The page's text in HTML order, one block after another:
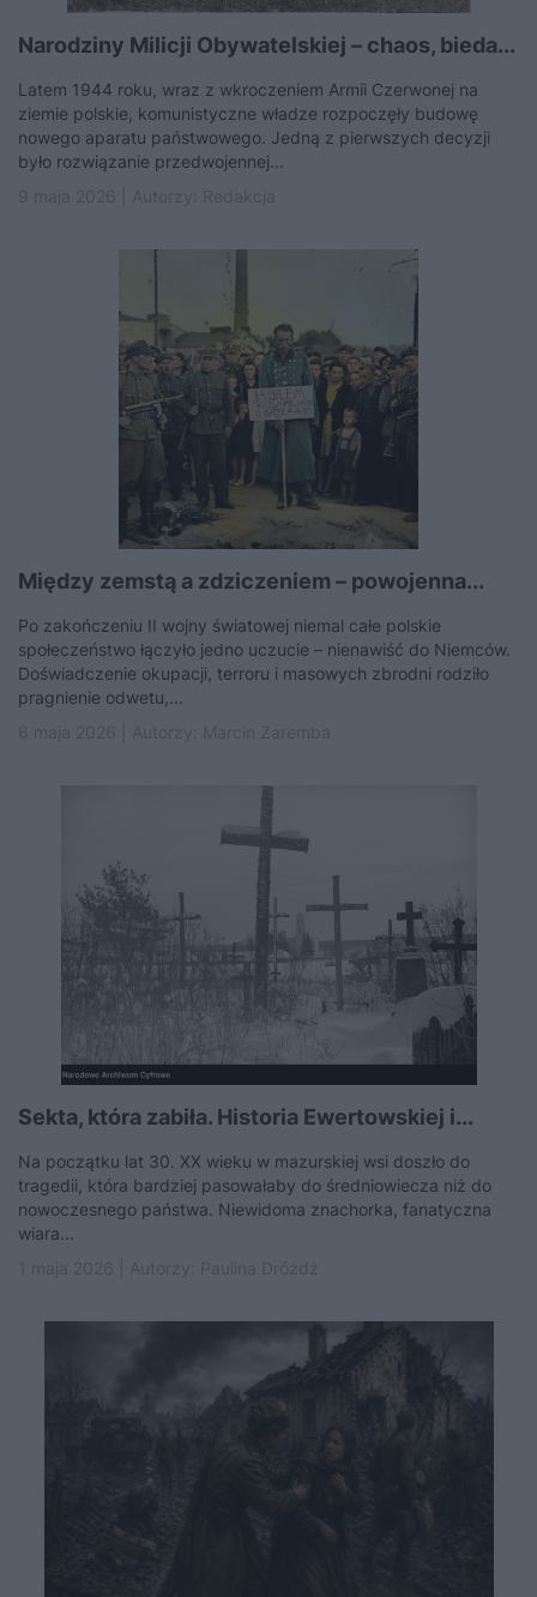
Narodziny Milicji Obywatelskiej – chaos, bieda...
Latem 1944 roku, wraz z wkroczeniem Armii Czerwonej na
ziemie polskie, komunistyczne władze rozpoczęły budowę
nowego aparatu państwowego. Jedną z pierwszych decyzji
było rozwiązanie przedwojennej...
Między zemstą a zdziczeniem – powojenna...
Po zakończeniu II wojny światowej niemal całe polskie
społeczeństwo łączyło jedno uczucie – nienawiść do Niemców.
Doświadczenie okupacji, terroru i masowych zbrodni rodziło
pragnienie odwetu,...
Sekta, która zabiła. Historia Ewertowskiej i...
Na początku lat 30. XX wieku w mazurskiej wsi doszło do
tragedii, która bardziej pasowałaby do średniowiecza niż do
nowoczesnego państwa. Niewidoma znachorka, fanatyczna
wiara...